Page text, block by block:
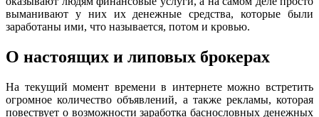
выманивают у них их денежные средства, которые были
заработаны ими, что называется, потом и кровью.
О настоящих и липовых брокерах
На текущий момент времени в интернете можно встретить
огромное количество объявлений, а также рекламы, которая
повествует о возможности заработка баснословных денежных